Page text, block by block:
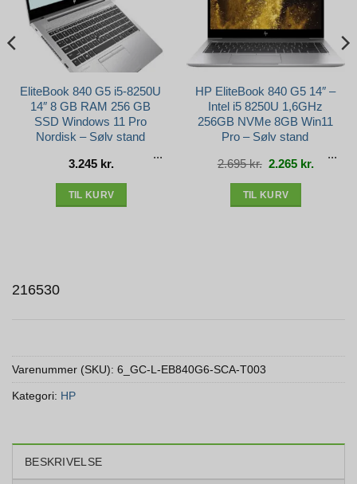
EliteBook 840 G5 i5-8250U
14″ 8 GB RAM 256 GB
SSD Windows 11 Pro
Nordisk – Sølv stand
3.245 kr.
TIL KURV
HP EliteBook 840 G5 14″ –
Intel i5 8250U 1,6GHz
256GB NVMe 8GB Win11
Pro – Sølv stand
2.695kr. Den
oprindelige
pris
2.265 kr. Den
aktuelle
pris
TIL KURV
216530
Varenummer (SKU): 6_GC-L-EB840G6-SCA-T003
Kategori: HP
BESKRIVELSE